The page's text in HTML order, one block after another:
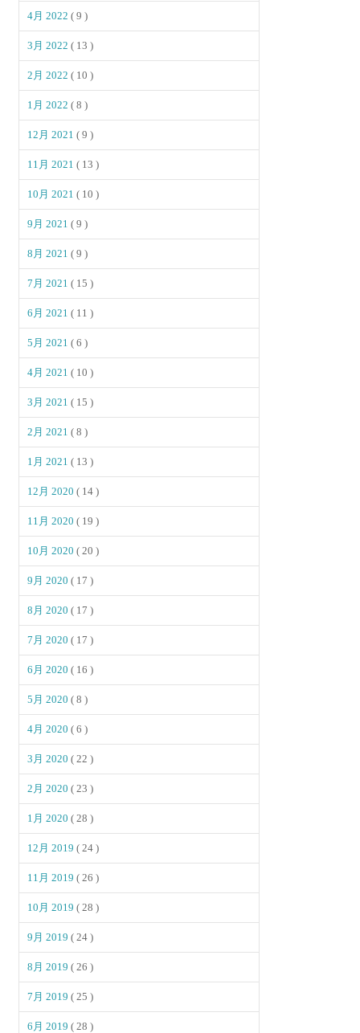
4月 2022( 9 )
3月 2022( 13 )
2月 2022( 10 )
1月 2022( 8 )
12月 2021( 9 )
11月 2021( 13 )
10月 2021( 10 )
9月 2021( 9 )
8月 2021( 9 )
7月 2021( 15 )
6月 2021( 11 )
5月 2021( 6 )
4月 2021( 10 )
3月 2021( 15 )
2月 2021( 8 )
1月 2021( 13 )
12月 2020( 14 )
11月 2020( 19 )
10月 2020( 20 )
9月 2020( 17 )
8月 2020( 17 )
7月 2020( 17 )
6月 2020( 16 )
5月 2020( 8 )
4月 2020( 6 )
3月 2020( 22 )
2月 2020( 23 )
1月 2020( 28 )
12月 2019( 24 )
11月 2019( 26 )
10月 2019( 28 )
9月 2019( 24 )
8月 2019( 26 )
7月 2019( 25 )
6月 2019( 28 )